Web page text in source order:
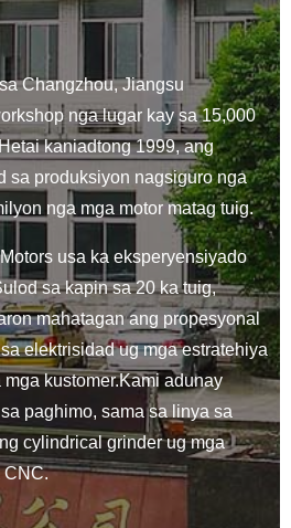
Changzhou, Jiangsu
nga lugar kay sa 15,000
kaniadtong 1999, ang
sa produksiyon nagsiguro nga
nga mga motor matag tuig.
usa ka eksperyensiyado
sa kapin sa 20 ka tuig,
mahatagan ang propesyonal
elektrisidad ug mga estratehiya
kustomer.Kami adunay
paghimo, sama sa linya sa
cylindrical grinder ug mga
CNC.